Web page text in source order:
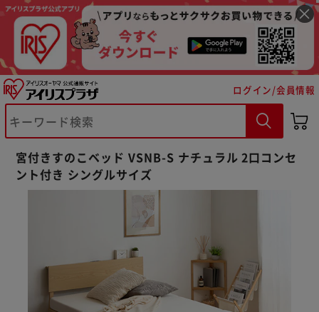
ログイン/会員情報
宮付きすのこベッド VSNB-S ナチュラル 2口コンセ
ント付き シングルサイズ
※ご確認ください
カートに入れる 購入手続きへ